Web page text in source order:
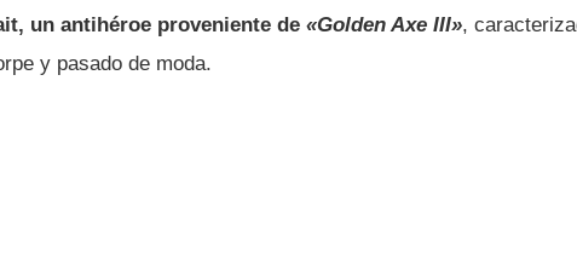
un antihéroe proveniente de «Golden Axe III»,
y pasado de moda.